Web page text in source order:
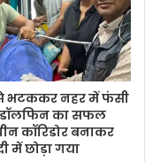
से भटककर नहर में फंसी
डॉलफिन का सफल
कॉरिडोर बनाकर
में छोड़ा गया